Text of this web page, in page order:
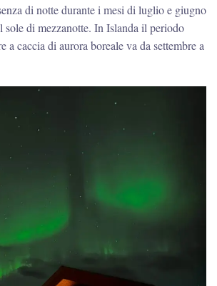
di notte durante i mesi di luglio e giugno
sole di mezzanotte. In Islanda il periodo
a caccia di aurora boreale va da settembre a